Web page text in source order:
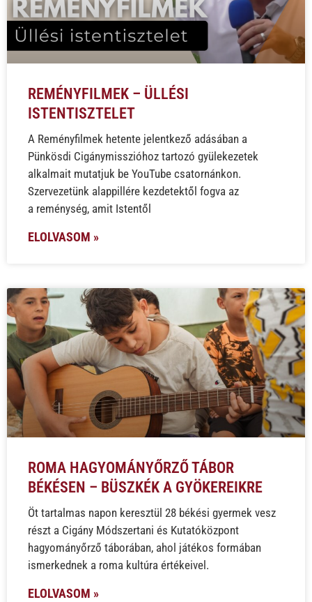
REMÉNYFILMEK – ÜLLÉSI
ISTENTISZTELET
A Reményfilmek hetente jelentkező adásában a
Pünkösdi Cigánymisszióhoz tartozó gyülekezetek
alkalmait mutatjuk be YouTube csatornánkon.
Szervezetünk alappillére kezdetektől fogva az
a reménység, amit Istentől
ELOLVASOM »
ROMA HAGYOMÁNYŐRZŐ TÁBOR
BÉKÉSEN – BÜSZKÉK A GYÖKEREIKRE
Öt tartalmas napon keresztül 28 békési gyermek vesz
részt a Cigány Módszertani és Kutatóközpont
hagyományőrző táborában, ahol játékos formában
ismerkednek a roma kultúra értékeivel.
ELOLVASOM »